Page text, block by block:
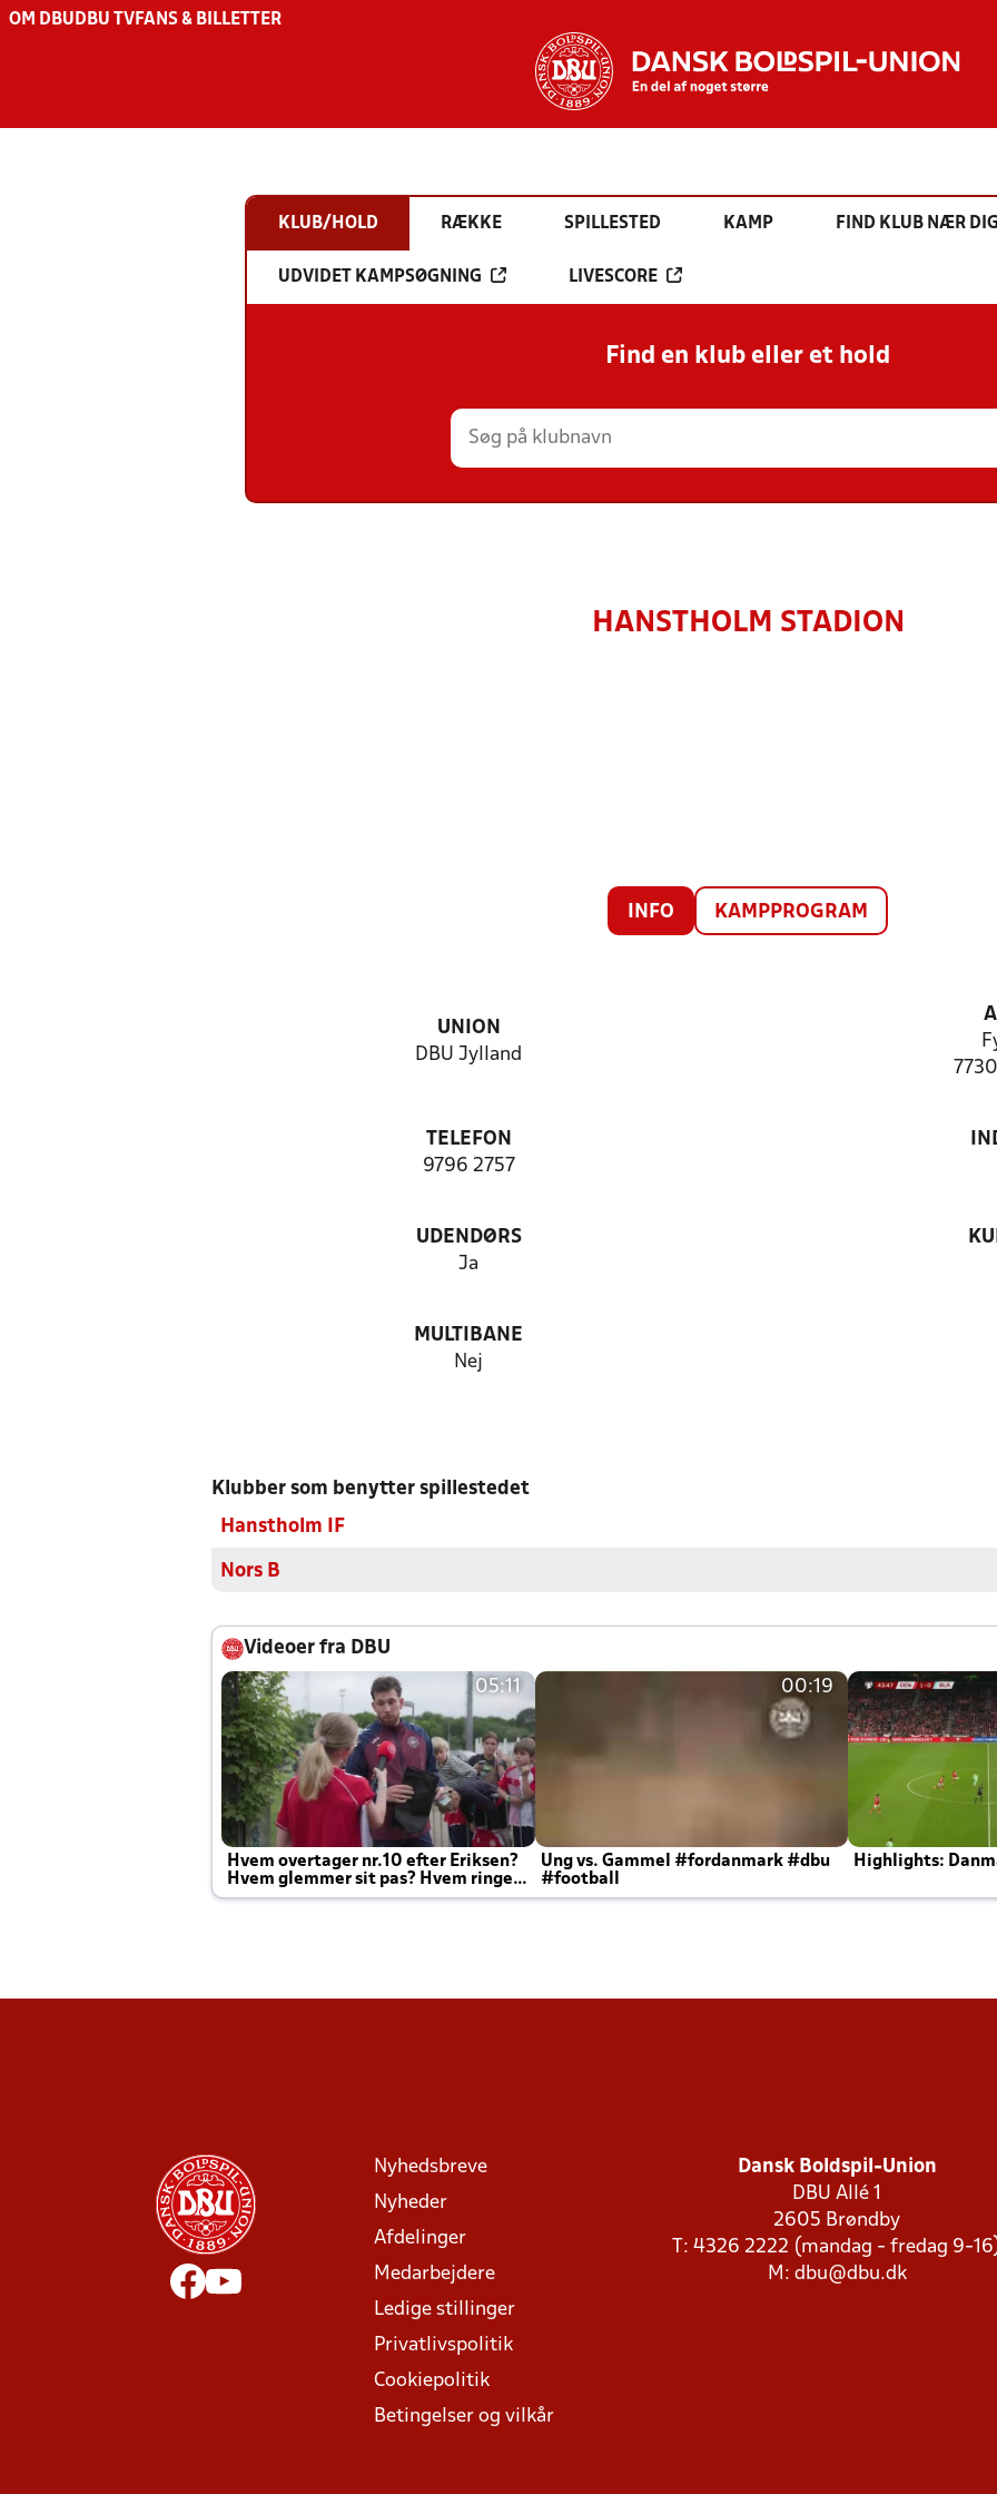
OM DBU DBU TV FANS & BILLETTER
KLUB/HOLD RÆKKE SPILLESTED KAMP FIND KLUB NÆR DIG
UDVIDET KAMPSØGNING LIVESCORE
Find en klub eller et hold
HANSTHOLM STADION
INFO KAMPPROGRAM
UNION
DBU Jylland
TELEFON
9796 2757
UDENDØRS
Ja
MULTIBANE
Nej
Klubber som benytter spillestedet
Hanstholm IF
Nors B
Videoer fra DBU
05:11
Hvem overtager nr.10 efter Eriksen?
Hvem glemmer sit pas? Hvem ringer
Joachim altid til efter kampe?
00:19
Ung vs. Gammel #fordanmark #dbu
#football
Highlights:
Nyhedsbreve
Nyheder
Afdelinger
Medarbejdere
Ledige stillinger
Privatlivspolitik
Cookiepolitik
Betingelser og vilkår
Dansk Boldspil-Union
DBU Allé 1
2605 Brøndby
T: 4326 2222 (mandag - fredag 9-
M: dbu@dbu.dk